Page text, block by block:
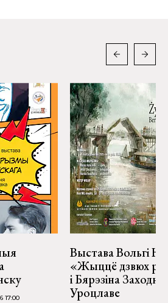
17:00
Выстава Вольгі
«Жыццё дзвюх
і Бярэзіна
Уроцлаве